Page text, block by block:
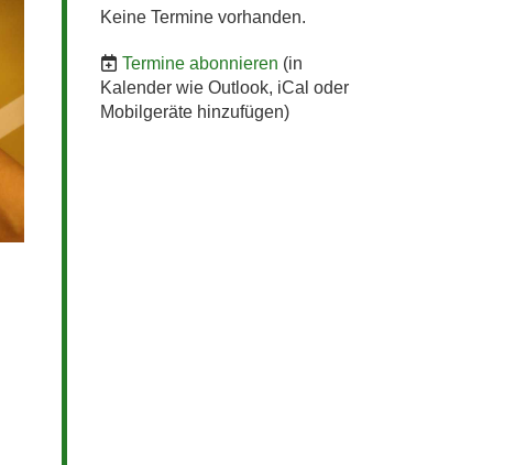
Keine Termine vorhanden.
Termine abonnieren (in
Kalender wie Outlook, iCal oder
Mobilgeräte hinzufügen)